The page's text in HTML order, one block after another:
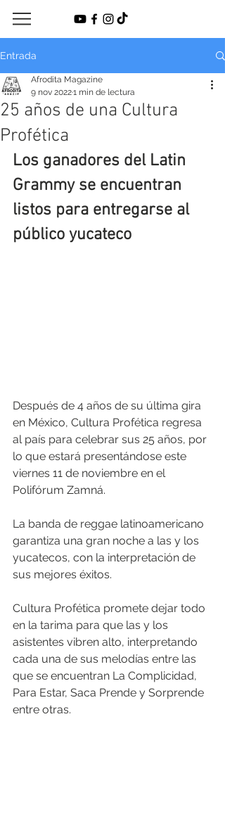
Entrada
25 años de una Cultura
Profética
Afrodita Magazine
9 nov 20221 min de lectura
Los ganadores del Latin
Grammy se encuentran
listos para entregarse al
público yucateco
Después de 4 años de su última gira
en México, Cultura Profética regresa
al país para celebrar sus 25 años, por
lo que estará presentándose este
viernes 11 de noviembre en el
Polifórum Zamná.
La banda de reggae latinoamericano
garantiza una gran noche a las y los
yucatecos, con la interpretación de
sus mejores éxitos.
Cultura Profética promete dejar todo
en la tarima para que las y los
asistentes vibren alto, interpretando
cada una de sus melodías entre las
que se encuentran La Complicidad,
Para Estar, Saca Prende y Sorprende
entre otras.